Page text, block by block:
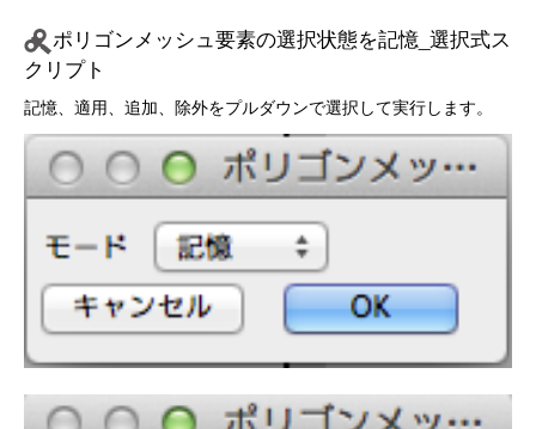
ポリゴンメッシュ要素の選択状態を記憶_選択式ス
クリプト
記憶、適用、追加、除外をプルダウンで選択して実行します。